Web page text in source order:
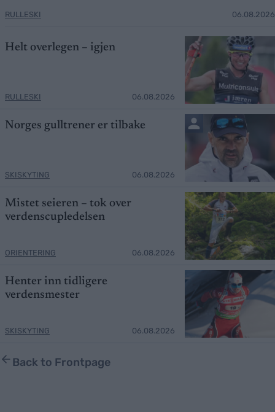
RULLESKI 06.08.2026
Helt overlegen – igjen
RULLESKI 06.08.2026
Norges gulltrener er tilbake
SKISKYTING 06.08.2026
Mistet seieren – tok over
verdenscupledelsen
ORIENTERING 06.08.2026
Henter inn tidligere
verdensmester
SKISKYTING 06.08.2026
Back to Frontpage